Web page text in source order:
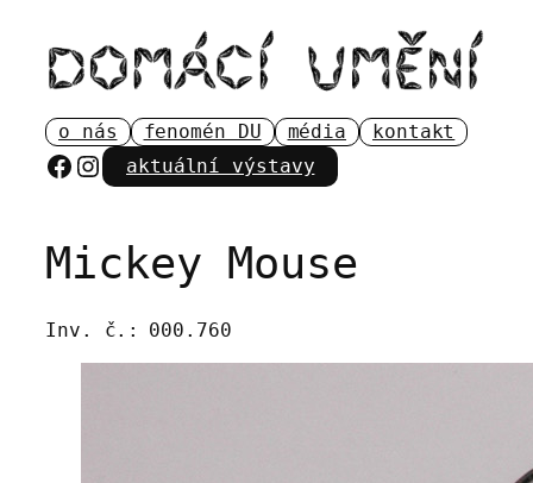
obsah
o nás fenomén DU média kontakt
Facebook
Instagram
aktuální výstavy
Mickey Mouse
Inv. č.: 000.760